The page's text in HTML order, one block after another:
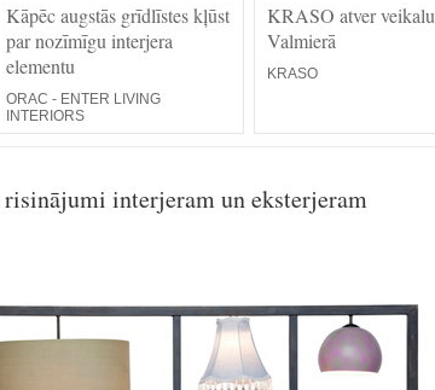
Kāpēc augstās grīdlīstes kļūst
par nozīmīgu interjera
elementu
ORAC - ENTER LIVING
INTERIORS
KRASO atver veikalu
Valmierā
KRASO
interjeram un eksterjeram